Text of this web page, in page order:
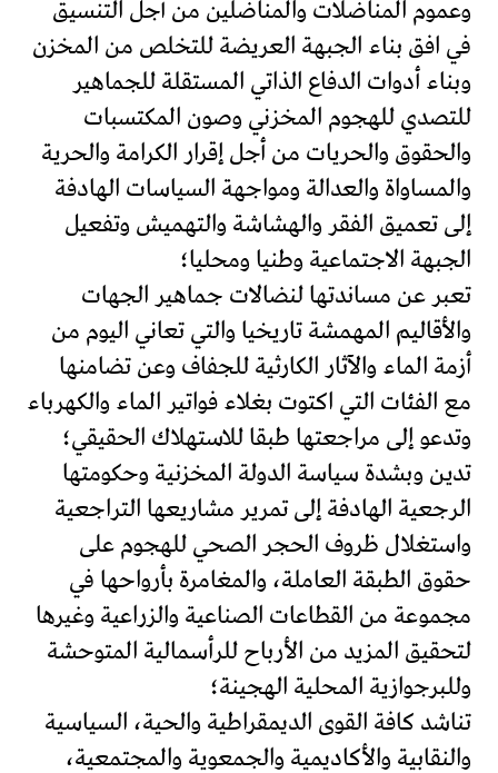
وعموم المناضلات والمناضلين من أجل التنسيق
في افق بناء الجبهة العريضة للتخلص من المخزن
وبناء أدوات الدفاع الذاتي المستقلة للجماهير
للتصدي للهجوم المخزني وصون المكتسبات
والحقوق والحريات من أجل إقرار الكرامة والحرية
والمساواة والعدالة ومواجهة السياسات الهادفة
إلى تعميق الفقر والهشاشة والتهميش وتفعيل
الجبهة الاجتماعية وطنيا ومحليا؛
تعبر عن مساندتها لنضالات جماهير الجهات
والأقاليم المهمشة تاريخيا والتي تعاني اليوم من
أزمة الماء والآثار الكارثية للجفاف وعن تضامنها
مع الفئات التي اكتوت بغلاء فواتير الماء والكهرباء
وتدعو إلى مراجعتها طبقا للاستهلاك الحقيقي؛
تدين وبشدة سياسة الدولة المخزنية وحكومتها
الرجعية الهادفة إلى تمرير مشاريعها التراجعية
واستغلال ظروف الحجر الصحي للهجوم على
حقوق الطبقة العاملة، والمغامرة بأرواحها في
مجموعة من القطاعات الصناعية والزراعية وغيرها
لتحقيق المزيد من الأرباح للرأسمالية المتوحشة
وللبرجوازية المحلية الهجينة؛
تناشد كافة القوى الديمقراطية والحية، السياسية
والنقابية والأكاديمية والجمعوية والمجتمعية،